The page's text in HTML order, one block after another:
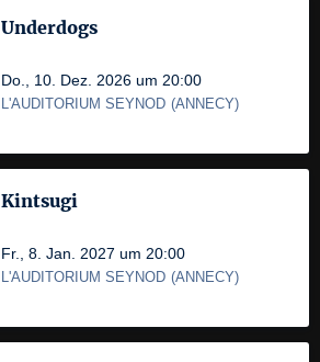
Underdogs
Do., 10. Dez. 2026 um 20:00
L'AUDITORIUM SEYNOD (ANNECY)
Kintsugi
Fr., 8. Jan. 2027 um 20:00
L'AUDITORIUM SEYNOD (ANNECY)